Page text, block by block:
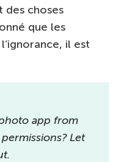
des choses
que les
il est
app from
Let